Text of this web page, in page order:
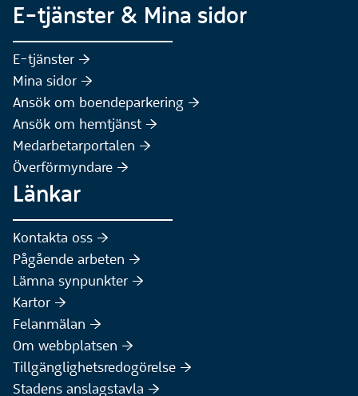
E-tjänster & Mina sidor
E-tjänster :höger:
Mina sidor :höger:
Ansök om boendeparkering :höger:
Ansök om hemtjänst :höger:
Medarbetarportalen :höger:
Överförmyndare :höger:
Länkar
Kontakta oss :höger:
Pågående arbeten :höger:
Lämna synpunkter :höger:
Kartor :höger:
Felanmälan :höger:
Om webbplatsen :höger:
Tillgänglighetsredogörelse :höger:
Stadens anslagstavla :höger: